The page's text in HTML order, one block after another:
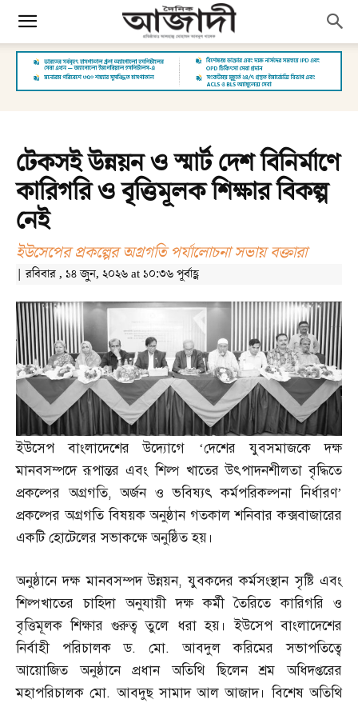
টেকসই উন্নয়ন ও স্মার্ট দেশ বিনির্মাণে
কারিগরি ও বৃত্তিমূলক শিক্ষার বিকল্প
নেই
ইউসেপের প্রকল্পের অগ্রগতি পর্যালোচনা সভায় বক্তারা
| রবিবার , ১৪ জুন, ২০২৬ at ১০:৩৬ পূর্বাহ্ণ
ইউসেপ বাংলাদেশের উদ্যোগে ‘দেশের যুবসমাজকে দক্ষ
মানবসম্পদে রূপান্তর এবং শিল্প খাতের উৎপাদনশীলতা বৃদ্ধিতে
প্রকল্পের অগ্রগতি,অর্জন ও ভবিষ্যৎ কর্মপরিকল্পনা নির্ধারণ’
প্রকল্পের অগ্রগতি বিষয়ক অনুষ্ঠান গতকাল শনিবার কক্সবাজারের
একটি হোটেলের সভাকক্ষে অনুষ্ঠিত হয়।
অনুষ্ঠানে দক্ষ মানবসম্পদ উন্নয়ন,যুবকদের কর্মসংস্থান সৃষ্টি এবং
শিল্পখাতের চাহিদা অনুযায়ী দক্ষ কর্মী তৈরিতে কারিগরি ও
বৃত্তিমূলক শিক্ষার গুরুত্ব তুলে ধরা হয়। ইউসেপ বাংলাদেশের
নির্বাহী পরিচালক ড. মো.আবদুল করিমের সভাপতিত্বে
আয়োজিত অনুষ্ঠানে প্রধান অতিথি ছিলেন শ্রম অধিদপ্তরের
মহাপরিচালক মো.আবদুছ সামাদ আল আজাদ। বিশেষ অতিথি